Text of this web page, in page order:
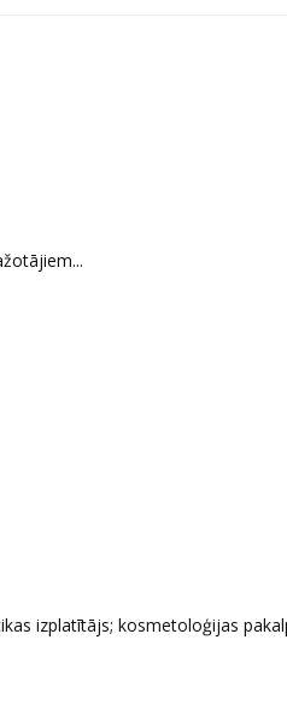
izplatītājs; kosmetoloģijas